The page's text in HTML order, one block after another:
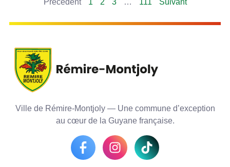
Précédent 1 2 3 … 111 Suivant
Ville de Rémire-Montjoly — Une commune d’exception
au cœur de la Guyane française.